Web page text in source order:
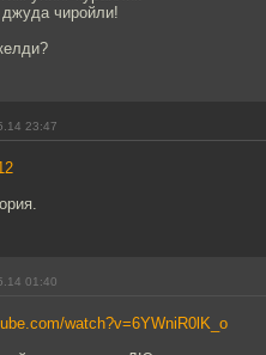
джуда чиройли!
23:47
01:40
watch?v=6YWniR0lK_o